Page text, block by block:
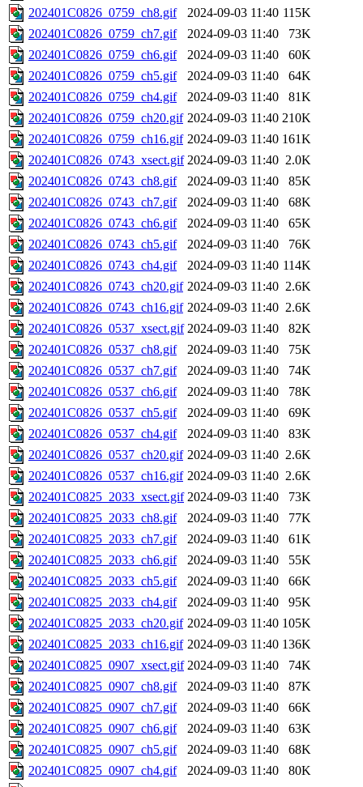
202401C0826_0759_ch8.gif
2024-09-03 11:40 115K
202401C0826_0759_ch7.gif
2024-09-03 11:40
73K
202401C0826_0759_ch6.gif
2024-09-03 11:40
60K
202401C0826_0759_ch5.gif
2024-09-03 11:40
64K
202401C0826_0759_ch4.gif
2024-09-03 11:40
81K
202401C0826_0759_ch20.gif 2024-09-03 11:40 210K
202401C0826_0759_ch16.gif 2024-09-03 11:40 161K
202401C0826_0743_xsect.gif 2024-09-03 11:40 2.0K
202401C0826_0743_ch8.gif
2024-09-03 11:40
85K
202401C0826_0743_ch7.gif
2024-09-03 11:40
68K
202401C0826_0743_ch6.gif
2024-09-03 11:40
65K
202401C0826_0743_ch5.gif
2024-09-03 11:40
76K
202401C0826_0743_ch4.gif
2024-09-03 11:40 114K
202401C0826_0743_ch20.gif 2024-09-03 11:40 2.6K
202401C0826_0743_ch16.gif 2024-09-03 11:40 2.6K
202401C0826_0537_xsect.gif 2024-09-03 11:40
82K
202401C0826_0537_ch8.gif
2024-09-03 11:40
75K
202401C0826_0537_ch7.gif
2024-09-03 11:40
74K
202401C0826_0537_ch6.gif
2024-09-03 11:40
78K
202401C0826_0537_ch5.gif
2024-09-03 11:40
69K
202401C0826_0537_ch4.gif
2024-09-03 11:40
83K
202401C0826_0537_ch20.gif 2024-09-03 11:40 2.6K
202401C0826_0537_ch16.gif 2024-09-03 11:40 2.6K
202401C0825_2033_xsect.gif 2024-09-03 11:40
73K
202401C0825_2033_ch8.gif
2024-09-03 11:40
77K
202401C0825_2033_ch7.gif
2024-09-03 11:40
61K
202401C0825_2033_ch6.gif
2024-09-03 11:40
55K
202401C0825_2033_ch5.gif
2024-09-03 11:40
66K
202401C0825_2033_ch4.gif
2024-09-03 11:40
95K
202401C0825_2033_ch20.gif 2024-09-03 11:40 105K
202401C0825_2033_ch16.gif 2024-09-03 11:40 136K
202401C0825_0907_xsect.gif 2024-09-03 11:40
74K
202401C0825_0907_ch8.gif
2024-09-03 11:40
87K
202401C0825_0907_ch7.gif
2024-09-03 11:40
66K
202401C0825_0907_ch6.gif
2024-09-03 11:40
63K
202401C0825_0907_ch5.gif
2024-09-03 11:40
68K
202401C0825_0907_ch4.gif
2024-09-03 11:40
80K